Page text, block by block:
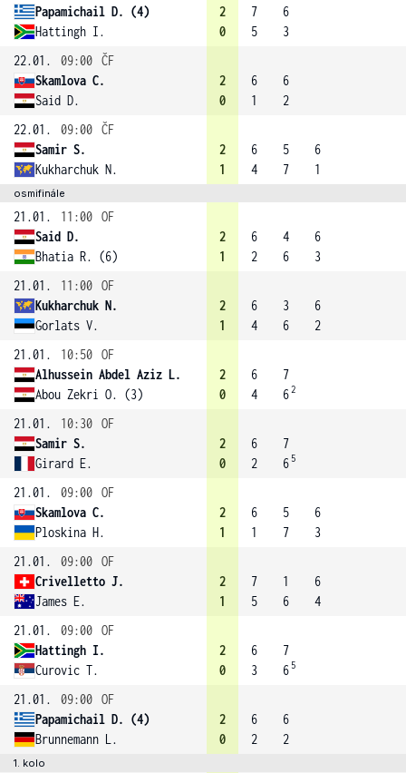
Papamichail D. (4)
Hattingh I.
2
0
7
5
6
3
22.01.
09:00 ČF
Skamlova C.
Said D.
2
0
6
1
6
2
22.01.
09:00 ČF
Samir S.
Kukharchuk N.
2
1
6
4
5
7
6
1
osmifinále
21.01. 11:00 OF
Said D.
Bhatia R. (6)
2
1
6
2
4
6
6
3
21.01.
11:00 OF
Kukharchuk N.
Gorlats V.
2
1
6
4
3
6
6
2
21.01.
10:50 OF
Alhussein Abdel Aziz L.
Abou Zekri O. (3)
2
0
6
4
7
62
21.01. 10:30 OF
Samir S.
Girard E.
2
0
6
2
7
6 5
21.01. 09:00 OF
Skamlova C.
Ploskina H.
2
1
6
1
5
7
6
3
21.01.
09:00 OF
Crivelletto J.
James E.
2
1
7
5
1
6
6
4
21.01.
09:00 OF
Hattingh I.
Curovic T.
2
0
6
3
7
6 5
21.01. 09:00 OF
Papamichail D. (4)
Brunnemann L.
2
0
6
2
6
2
1. kolo